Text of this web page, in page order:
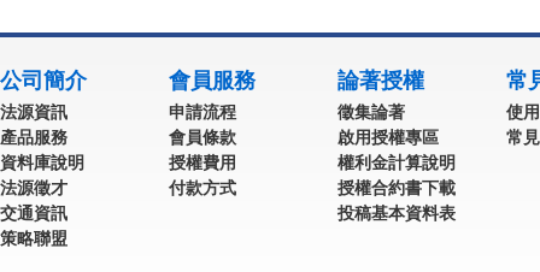
公司簡介
法源資訊
產品服務
資料庫說明
法源徵才
交通資訊
策略聯盟
會員服務
申請流程
會員條款
授權費用
付款方式
論著授權
徵集論著
啟用授權專區
權利金計算說明
授權合約書下載
投稿基本資料表
常
使
常